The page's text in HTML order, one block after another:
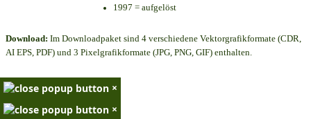
1997 = aufgelöst
Download: Im Downloadpaket sind 4 verschiedene Vektorgrafikformate (CDR,
AI EPS, PDF) und 3 Pixelgrafikformate (JPG, PNG, GIF) enthalten.
×
×